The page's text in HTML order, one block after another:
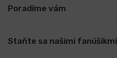
Poradíme vám
Staňte sa našimi fanúšikmi